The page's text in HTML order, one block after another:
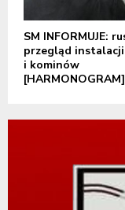
SM INFORMUJE:
przegląd
i kominów
[HARMONOGRAM]